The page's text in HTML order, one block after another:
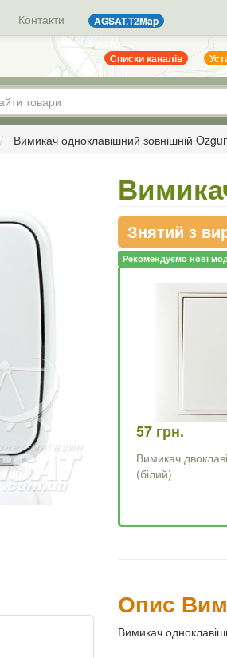
Контакти AGSAT.T2Map
Списки каналів
Вимикач одноклавішний зовнішній
Знятий з
Рекомендуємо нові
57 грн.
Вимикач
(білий)
Опис
Вимикач